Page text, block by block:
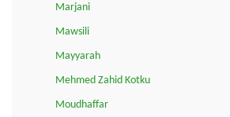
Marjani
Mawsili
Mayyarah
Mehmed Zahid Kotku
Moudhaffar